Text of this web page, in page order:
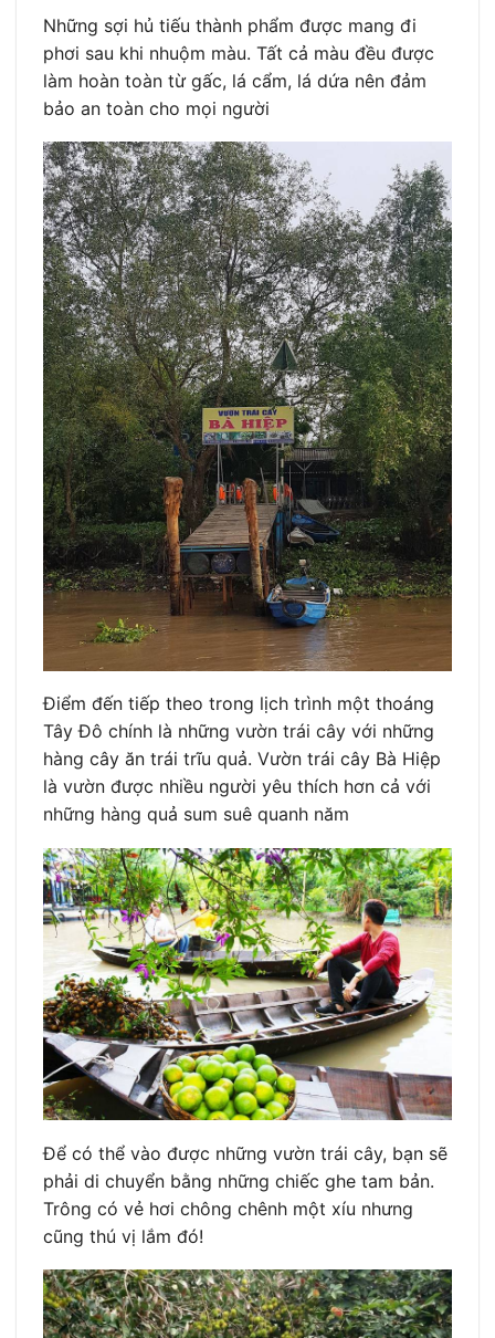
Những sợi hủ tiếu thành phẩm được mang đi
phơi sau khi nhuộm màu. Tất cả màu đều được
làm hoàn toàn từ gấc, lá cẩm, lá dứa nên đảm
bảo an toàn cho mọi người
Điểm đến tiếp theo trong lịch trình một thoáng
Tây Đô chính là những vườn trái cây với những
hàng cây ăn trái trĩu quả. Vườn trái cây Bà Hiệp
là vườn được nhiều người yêu thích hơn cả với
những hàng quả sum suê quanh năm
Để có thể vào được những vườn trái cây, bạn sẽ
phải di chuyển bằng những chiếc ghe tam bản.
Trông có vẻ hơi chông chênh một xíu nhưng
cũng thú vị lắm đó!